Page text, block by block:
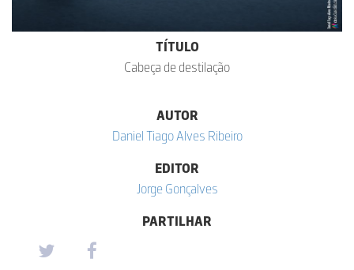
TÍTULO
Cabeça de destilação
AUTOR
Daniel Tiago Alves Ribeiro
EDITOR
Jorge Gonçalves
PARTILHAR